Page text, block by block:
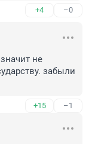
+4 –0
не
забыли
+15 –1